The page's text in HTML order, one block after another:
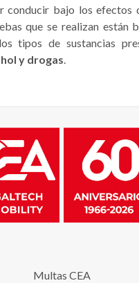
conducir bajo los efectos
que se realizan están
tipos de sustancias
y drogas.
Multas CEA